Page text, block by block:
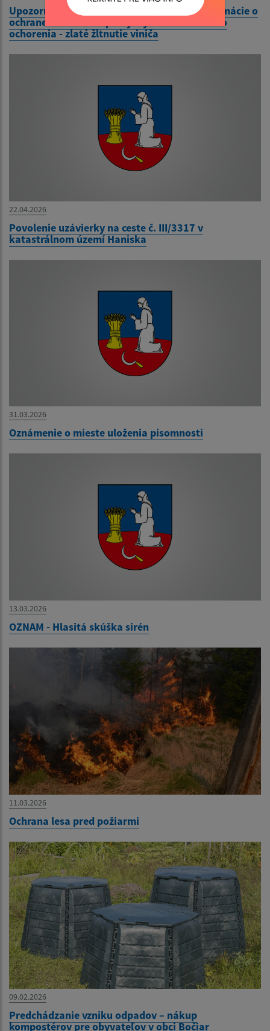
Upozornenie na klamlivé a zavádzajúce informácie o
ochrane vinohradov pri výskyte karanténneho
ochorenia - zlaté žltnutie viniča
22.04.2026
Povolenie uzávierky na ceste č. III/3317 v
katastrálnom území Haniska
31.03.2026
Oznámenie o mieste uloženia písomnosti
13.03.2026
OZNAM - Hlasitá skúška sirén
11.03.2026
Ochrana lesa pred požiarmi
09.02.2026
Predchádzanie vzniku odpadov – nákup
kompostérov pre obyvateľov v obci Bočiar